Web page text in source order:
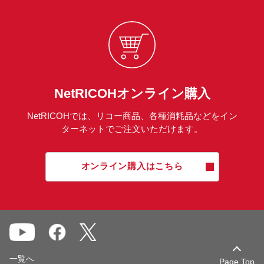
NetRICOHオンライン購入
NetRICOHでは、リコー商品、各種消耗品などをイン
ターネットでご注文いただけます。
オンライン購入はこちら
Page Top
一覧へ